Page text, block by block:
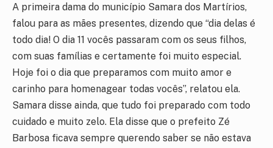
A primeira dama do município Samara dos Martírios,
falou para as mães presentes, dizendo que “dia delas é
todo dia! O dia 11 vocês passaram com os seus filhos,
com suas famílias e certamente foi muito especial.
Hoje foi o dia que preparamos com muito amor e
carinho para homenagear todas vocês”, relatou ela.
Samara disse ainda, que tudo foi preparado com todo
cuidado e muito zelo. Ela disse que o prefeito Zé
Barbosa ficava sempre querendo saber se não estava